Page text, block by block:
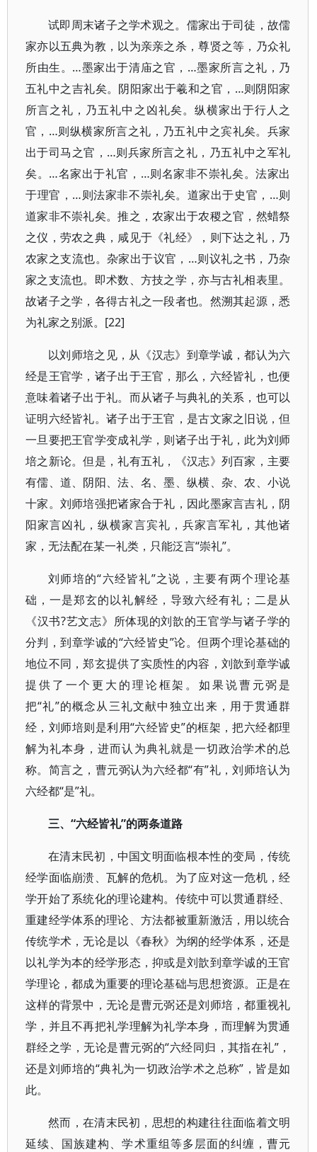
试即周末诸子之学术观之。儒家出于司徒，故儒
家亦以五典为教，以为亲亲之杀，尊贤之等，乃众礼
所由生。…墨家出于清庙之官，…墨家所言之礼，乃
五礼中之吉礼矣。阴阳家出于羲和之官，…则阴阳家
所言之礼，乃五礼中之凶礼矣。纵横家出于行人之
官，…则纵横家所言之礼，乃五礼中之宾礼矣。兵家
出于司马之官，…则兵家所言之礼，乃五礼中之军礼
矣。…名家出于礼官，…则名家非不崇礼矣。法家出
于理官，…则法家非不崇礼矣。道家出于史官，…则
道家非不崇礼矣。推之，农家出于农稷之官，然蜡祭
之仪，劳农之典，咸见于《礼经》，则下达之礼，乃
农家之支流也。杂家出于议官，…则议礼之书，乃杂
家之支流也。即术数、方技之学，亦与古礼相表里。
故诸子之学，各得古礼之一段者也。然溯其起源，悉
为礼家之别派。[22]
以刘师培之见，从《汉志》到章学诚，都认为六
经是王官学，诸子出于王官，那么，六经皆礼，也便
意味着诸子出于礼。而从诸子与典礼的关系，也可以
证明六经皆礼。诸子出于王官，是古文家之旧说，但
一旦要把王官学变成礼学，则诸子出于礼，此为刘师
培之新论。但是，礼有五礼，《汉志》列百家，主要
有儒、道、阴阳、法、名、墨、纵横、杂、农、小说
十家。刘师培强把诸家合于礼，因此墨家言吉礼，阴
阳家言凶礼，纵横家言宾礼，兵家言军礼，其他诸
家，无法配在某一礼类，只能泛言“崇礼”。
刘师培的“六经皆礼”之说，主要有两个理论基
础，一是郑玄的以礼解经，导致六经有礼；二是从
《汉书?艺文志》所体现的刘歆的王官学与诸子学的
分判，到章学诚的“六经皆史”论。但两个理论基础的
地位不同，郑玄提供了实质性的内容，刘歆到章学诚
提供了一个更大的理论框架。如果说曹元弼是
把“礼”的概念从三礼文献中独立出来，用于贯通群
经，刘师培则是利用“六经皆史”的框架，把六经都理
解为礼本身，进而认为典礼就是一切政治学术的总
称。简言之，曹元弼认为六经都“有”礼，刘师培认为
六经都“是”礼。
三、“六经皆礼”的两条道路
在清末民初，中国文明面临根本性的变局，传统
经学面临崩溃、瓦解的危机。为了应对这一危机，经
学开始了系统化的理论建构。传统中可以贯通群经、
重建经学体系的理论、方法都被重新激活，用以统合
传统学术，无论是以《春秋》为纲的经学体系，还是
以礼学为本的经学形态，抑或是刘歆到章学诚的王官
学理论，都成为重要的理论基础与思想资源。正是在
这样的背景中，无论是曹元弼还是刘师培，都重视礼
学，并且不再把礼学理解为礼学本身，而理解为贯通
群经之学，无论是曹元弼的“六经同归，其指在礼”，
还是刘师培的“典礼为一切政治学术之总称”，皆是如
此。
然而，在清末民初，思想的构建往往面临着文明
延续、国族建构、学术重组等多层面的纠缠，曹元